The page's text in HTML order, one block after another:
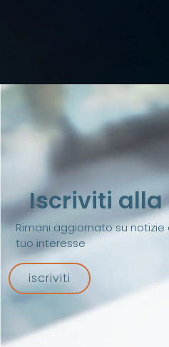
Iscriviti
Rimani aggiornato su
tuo interesse
iscriviti